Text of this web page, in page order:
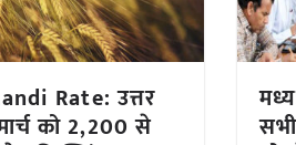
Rate: उत्तर
को 2,200 से